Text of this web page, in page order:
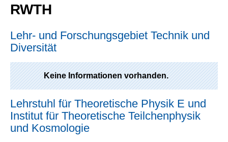
RWTH
Lehr- und Forschungsgebiet Technik und
Diversität
Keine Informationen vorhanden.
Lehrstuhl für Theoretische Physik E und
Institut für Theoretische Teilchenphysik
und Kosmologie